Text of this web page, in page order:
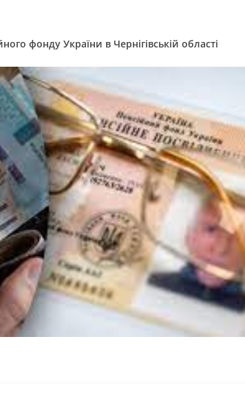
фонду України в Чернігівській області